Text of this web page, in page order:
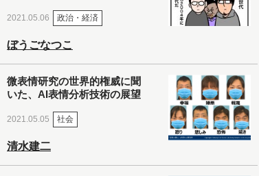
2021.05.06 政治・経済
ぼうごなつこ
微表情研究の世界的権威に聞
いた、AI表情分析技術の展望
2021.05.05 社会
清水建二